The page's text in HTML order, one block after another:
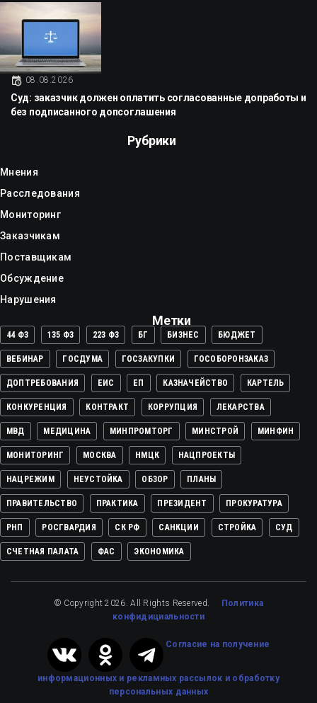
08.08.2026
Суд: заказчик должен оплатить согласованные допработы и
без подписанного допсоглашения
Рубрики
Мнения
Расследования
Мониторинг
Заказчикам
Поставщикам
Обсуждение
Нарушения
Метки
44 ФЗ 135 ФЗ 223 ФЗ БГ БИЗНЕС БЮДЖЕТ
ВЕБИНАР ГОСДУМА ГОСЗАКУПКИ ГОСОБОРОНЗАКАЗ
ДОПТРЕБОВАНИЯ ЕИС ЕП КАЗНАЧЕЙСТВО КАРТЕЛЬ
КОНКУРЕНЦИЯ КОНТРАКТ КОРРУПЦИЯ ЛЕКАРСТВА
МВД МЕДИЦИНА МИНПРОМТОРГ МИНСТРОЙ МИНФИН
МОНИТОРИНГ МОСКВА НМЦК НАЦПРОЕКТЫ
НАЦРЕЖИМ НЕУСТОЙКА ОБЗОР ПЛАНЫ
ПРАВИТЕЛЬСТВО ПРАКТИКА ПРЕЗИДЕНТ ПРОКУРАТУРА
РНП РОСГВАРДИЯ СК РФ САНКЦИИ СТРОЙКА СУД
СЧЕТНАЯ ПАЛАТА ФАС ЭКОНОМИКА
© Copyright 2026. All Rights Reserved. Политика
конфидициальности
Cогласие на получение
информационных и рекламных рассылок и обработку
персональных данных